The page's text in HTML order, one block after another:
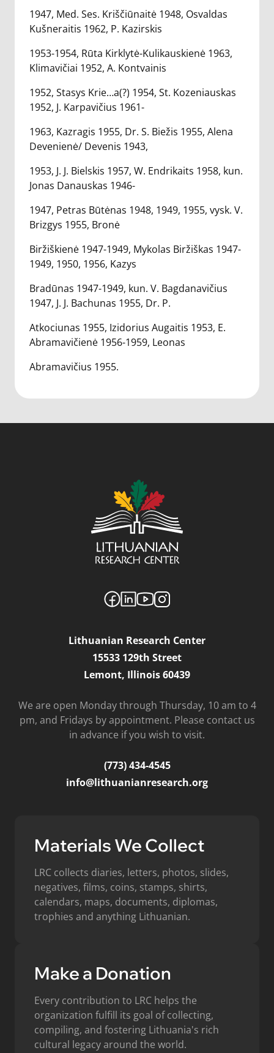
1947, Med. Ses. Kriščiūnaitė 1948, Osvaldas
Kušneraitis 1962, P. Kazirskis
1953-1954, Rūta Kirklytė-Kulikauskienė 1963,
Klimavičiai 1952, A. Kontvainis
1952, Stasys Krie…a(?) 1954, St. Kozeniauskas
1952, J. Karpavičius 1961-
1963, Kazragis 1955, Dr. S. Biežis 1955, Alena
Devenienė/ Devenis 1943,
1953, J. J. Bielskis 1957, W. Endrikaits 1958, kun.
Jonas Danauskas 1946-
1947, Petras Būtėnas 1948, 1949, 1955, vysk. V.
Brizgys 1955, Bronė
Biržiškienė 1947-1949, Mykolas Biržiškas 1947-
1949, 1950, 1956, Kazys
Bradūnas 1947-1949, kun. V. Bagdanavičius
1947, J. J. Bachunas 1955, Dr. P.
Atkociunas 1955, Izidorius Augaitis 1953, E.
Abramavičienė 1956-1959, Leonas
Abramavičius 1955.
Lithuanian Research Center
15533 129th Street
Lemont, Illinois 60439
We are open Monday through Thursday, 10 am to 4
pm, and Fridays by appointment. Please contact us
in advance if you wish to visit.
(773) 434-4545
info@lithuanianresearch.org
Materials We Collect
LRC collects diaries, letters, photos, slides,
negatives, films, coins, stamps, shirts,
calendars, maps, documents, diplomas,
trophies and anything Lithuanian.
Make a Donation
Every contribution to LRC helps the
organization fulfill its goal of collecting,
compiling, and fostering Lithuania's rich
cultural legacy around the world.